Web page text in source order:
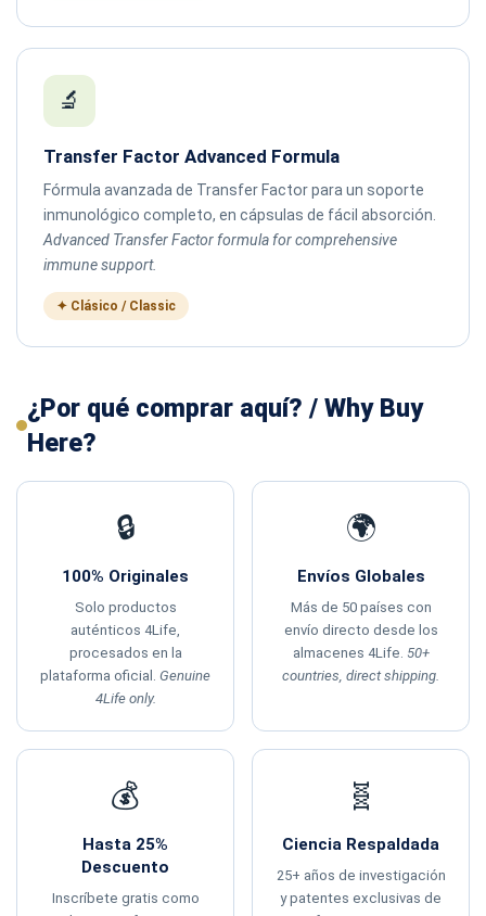
🔬
Transfer Factor Advanced Formula
Fórmula avanzada de Transfer Factor para un soporte
inmunológico completo, en cápsulas de fácil absorción.
Advanced Transfer Factor formula for comprehensive
immune support.
✦ Clásico / Classic
¿Por qué comprar aquí? / Why Buy
Here?
🔒
100% Originales
Solo productos
auténticos 4Life,
procesados en la
plataforma oficial. Genuine
4Life only.
🌍
Envíos Globales
Más de 50 países con
envío directo desde los
almacenes 4Life. 50+
countries, direct shipping.
💰
Hasta 25%
Descuento
Inscríbete gratis como
🧬
Ciencia Respaldada
25+ años de investigación
y patentes exclusivas de